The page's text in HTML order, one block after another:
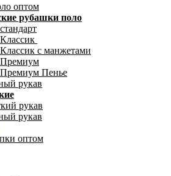
оптом
рубашки поло
с манжетами
Пенье
рукав
рукав
рукав
оптом